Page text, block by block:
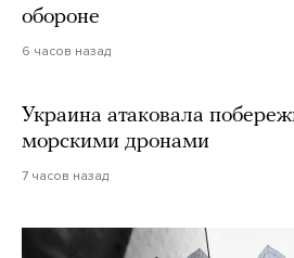
обороне
6 часов назад
Украина атаковала
морскими дронами
7 часов назад